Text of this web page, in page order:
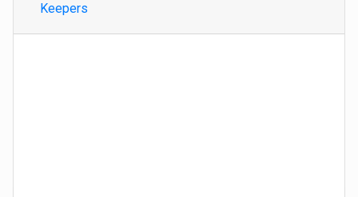
Keepers